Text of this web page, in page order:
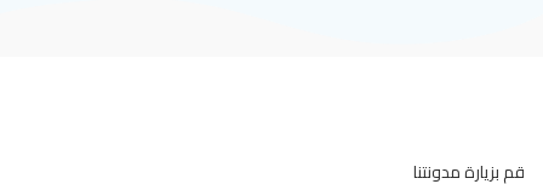
قم بزيارة مدونتنا